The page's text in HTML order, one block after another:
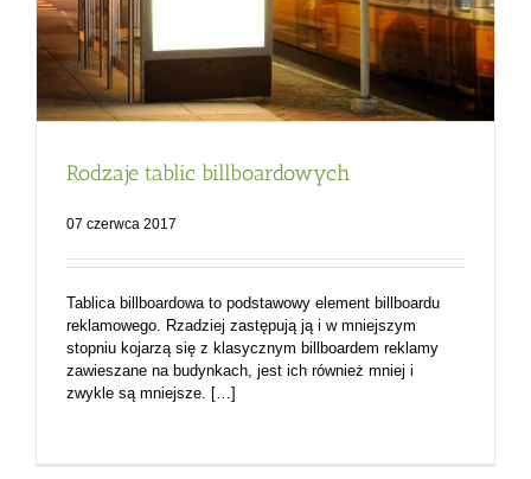
Rodzaje tablic billboardowych
07 czerwca 2017
Tablica billboardowa to podstawowy element billboardu
reklamowego. Rzadziej zastępują ją i w mniejszym
stopniu kojarzą się z klasycznym billboardem reklamy
zawieszane na budynkach, jest ich również mniej i
zwykle są mniejsze. […]